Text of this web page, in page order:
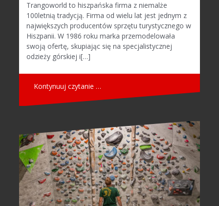
Trangoworld to hiszpańska firma z niemalże
100letnią tradycją. Firma od wielu lat jest jednym z
największych producentów sprzętu turystycznego w
Hiszpanii. W 1986 roku marka przemodelowała
swoją ofertę, skupiając się na specjalistycznej
odzieży górskiej i[…]
Kontynuuj czytanie …